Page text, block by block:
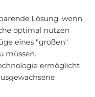
Lösung, wenn
optimal nutzen
eines "großen"
müssen.
ermöglicht